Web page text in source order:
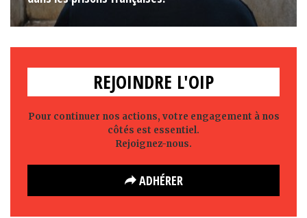
REJOINDRE L'OIP
Pour continuer nos actions, votre engagement à nos
côtés est essentiel.
Rejoignez-nous.
ADHÉRER